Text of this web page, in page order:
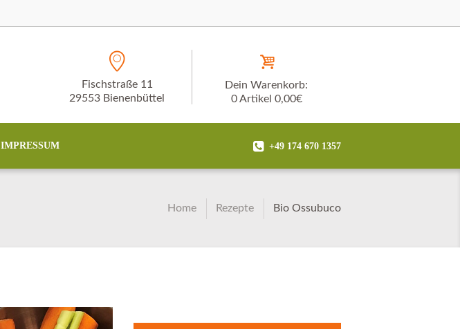
Dein Warenkorb:
0 Artikel 0,00€
Fischstraße 11
29553 Bienenbüttel
IMPRESSUM +49 174 670 1357
Home Rezepte Bio Ossubuco